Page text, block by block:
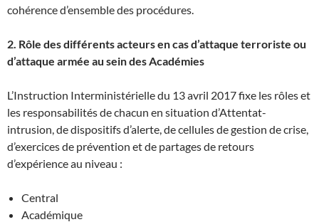
cohérence d’ensemble des procédures.
2. Rôle des différents acteurs en cas d’attaque terroriste ou
d’attaque armée au sein des Académies
L’Instruction Interministérielle du 13 avril 2017 fixe les rôles et
les responsabilités de chacun en situation d’Attentat-
intrusion, de dispositifs d’alerte, de cellules de gestion de crise,
d’exercices de prévention et de partages de retours
d’expérience au niveau :
Central
Académique